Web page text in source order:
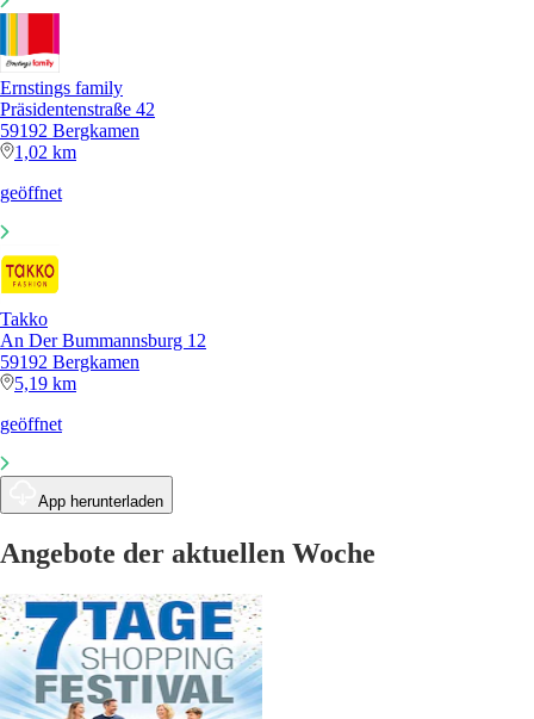
Ernstings family
Präsidentenstraße 42
59192 Bergkamen
1,02 km
geöffnet
Takko
An Der Bummannsburg 12
59192 Bergkamen
5,19 km
geöffnet
App herunterladen
Angebote der aktuellen Woche